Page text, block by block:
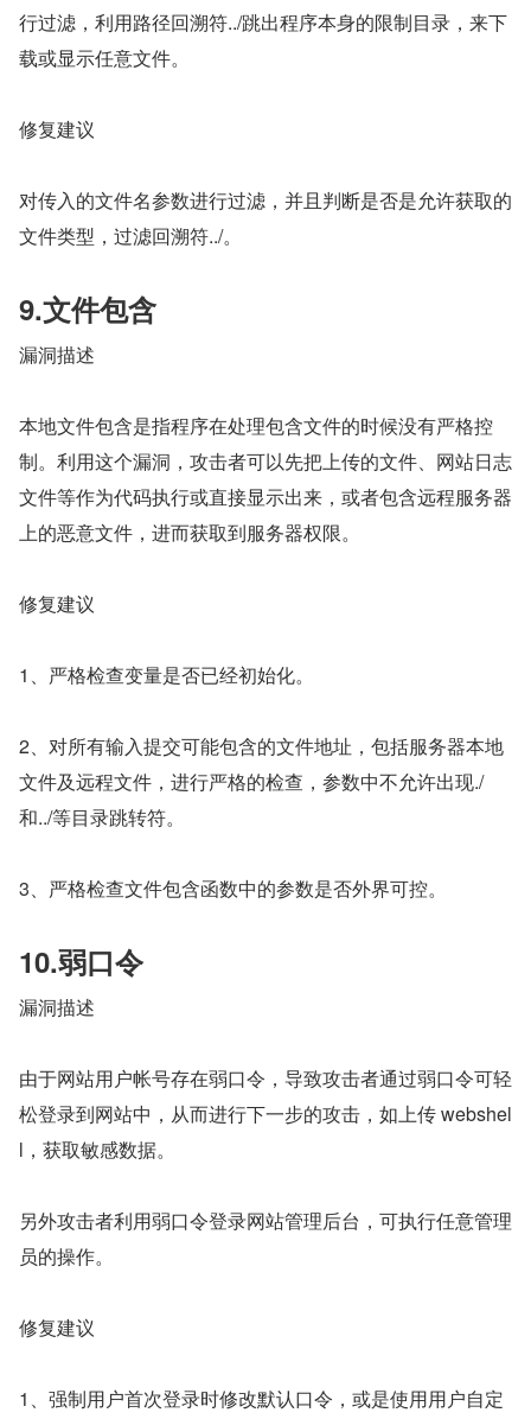
行过滤，利用路径回溯符../跳出程序本身的限制目录，来下
载或显示任意文件。
修复建议
对传入的文件名参数进行过滤，并且判断是否是允许获取的
文件类型，过滤回溯符../。
9.文件包含
漏洞描述
本地文件包含是指程序在处理包含文件的时候没有严格控
制。利用这个漏洞，攻击者可以先把上传的文件、网站日志
文件等作为代码执行或直接显示出来，或者包含远程服务器
上的恶意文件，进而获取到服务器权限。
修复建议
1、严格检查变量是否已经初始化。
2、对所有输入提交可能包含的文件地址，包括服务器本地
文件及远程文件，进行严格的检查，参数中不允许出现./
和../等目录跳转符。
3、严格检查文件包含函数中的参数是否外界可控。
10.弱口令
漏洞描述
由于网站用户帐号存在弱口令，导致攻击者通过弱口令可轻
松登录到网站中，从而进行下一步的攻击，如上传 webshel
l，获取敏感数据。
另外攻击者利用弱口令登录网站管理后台，可执行任意管理
员的操作。
修复建议
1、强制用户首次登录时修改默认口令，或是使用用户自定